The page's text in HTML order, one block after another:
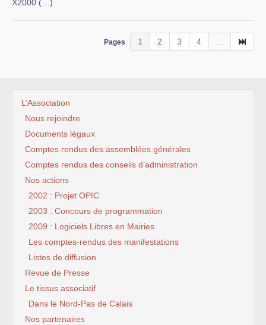
X2000 (…)
Pages 1 2 3 4
L’Association
Nous rejoindre
Documents légaux
Comptes rendus des assemblées générales
Comptes rendus des conseils d’administration
Nos actions
2002 : Projet OPIC
2003 : Concours de programmation
2009 : Logiciels Libres en Mairies
Les comptes-rendus des manifestations
Listes de diffusion
Revue de Presse
Le tissus associatif
Dans le Nord-Pas de Calais
Nos partenaires